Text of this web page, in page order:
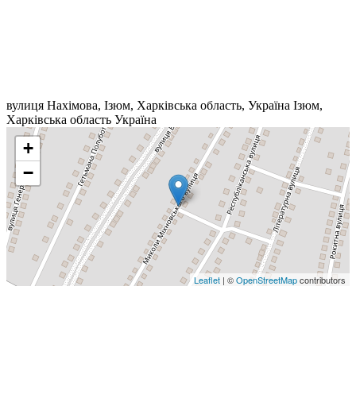
вулиця Нахімова, Ізюм, Харківська область, Україна Ізюм,
Харківська область Україна
+
−
Leaflet | ©OpenStreetMapcontributors